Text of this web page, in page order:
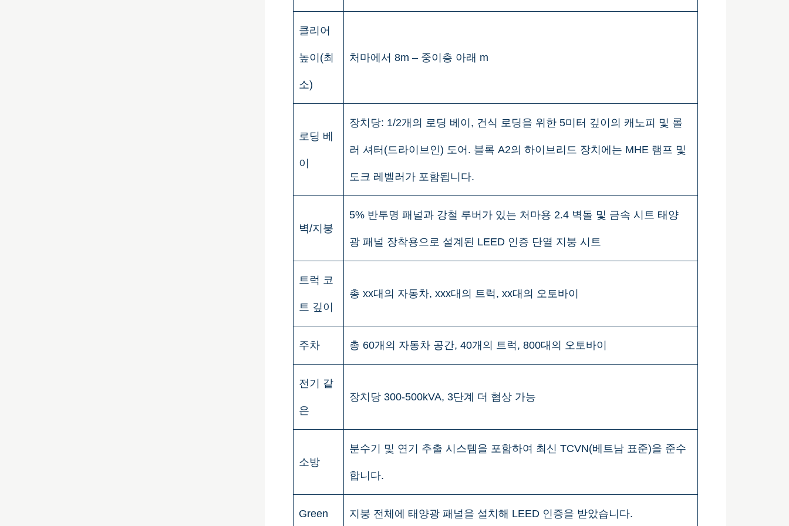
클리어
높이(최
소)
처마에서 8m – 중이층 아래 m
로딩 베
이
장치당: 1/2개의 로딩 베이, 건식 로딩을 위한 5미터 깊이의 캐노피 및 롤
러 셔터(드라이브인) 도어. 블록 A2의 하이브리드 장치에는 MHE 램프 및
도크 레벨러가 포함됩니다.
벽/지붕
5% 반투명 패널과 강철 루버가 있는 처마용 2.4 벽돌 및 금속 시트 태양
광 패널 장착용으로 설계된 LEED 인증 단열 지붕 시트
트럭 코
트 깊이
총 xx대의 자동차, xxx대의 트럭, xx대의 오토바이
주차 총 60개의 자동차 공간, 40개의 트럭, 800대의 오토바이
전기 같
은
장치당 300-500kVA, 3단계 더 협상 가능
소방
분수기 및 연기 추출 시스템을 포함하여 최신 TCVN(베트남 표준)을 준수
합니다.
Green 지붕 전체에 태양광 패널을 설치해 LEED 인증을 받았습니다.